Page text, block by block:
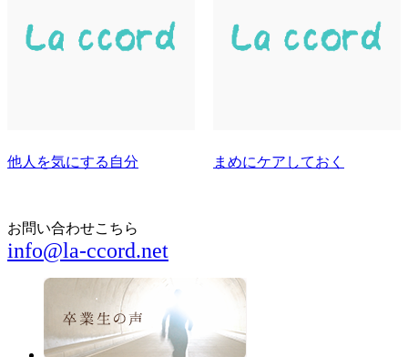
他人を気にする自分 まめにケアしておく
お問い合わせこちら
info@la-ccord.net